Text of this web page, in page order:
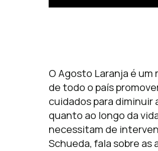
O Agosto Laranja é
de todo o país
cuidados para
quanto ao longo da
necessitam de
Schueda, fala sobre as